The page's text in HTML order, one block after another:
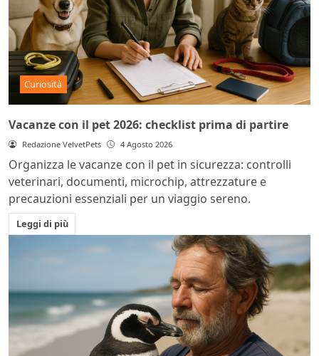
Curiosità
Vacanze con il pet 2026: checklist prima di partire
Redazione VelvetPets 4 Agosto 2026
Organizza le vacanze con il pet in sicurezza: controlli
veterinari, documenti, microchip, attrezzature e
precauzioni essenziali per un viaggio sereno.
Leggi di più